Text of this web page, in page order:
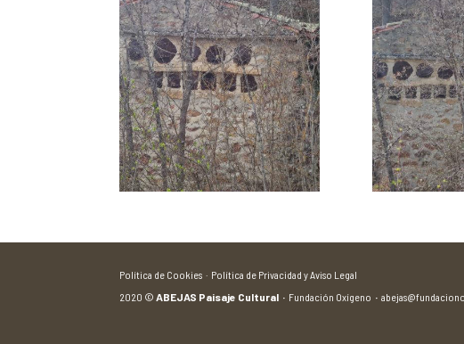
Política de Cookies · Política de Privacidad y Aviso Legal
2020 ©ABEJAS Paisaje Cultural · Fundación Oxígeno ·